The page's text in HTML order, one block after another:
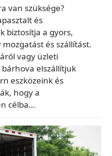
van szüksége?
és
biztosítja a gyors,
és szállítást.
vagy üzleti
elszállítjuk
eszközeink és
hogy a
célba…